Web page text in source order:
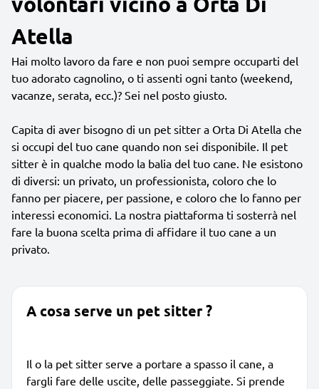
Atella
Hai molto lavoro da fare e non puoi sempre occuparti del
tuo adorato cagnolino, o ti assenti ogni tanto (weekend,
vacanze, serata, ecc.)? Sei nel posto giusto.
Capita di aver bisogno di un pet sitter a Orta Di Atella che
si occupi del tuo cane quando non sei disponibile. Il pet
sitter è in qualche modo la balia del tuo cane. Ne esistono
di diversi: un privato, un professionista, coloro che lo
fanno per piacere, per passione, e coloro che lo fanno per
interessi economici. La nostra piattaforma ti sosterrà nel
fare la buona scelta prima di affidare il tuo cane a un
privato.
A cosa serve un pet sitter ?
Il o la pet sitter serve a portare a spasso il cane, a
fargli fare delle uscite, delle passeggiate. Si prende